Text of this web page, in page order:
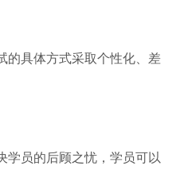
的具体方式采取个性化、差
学员的后顾之忧，学员可以